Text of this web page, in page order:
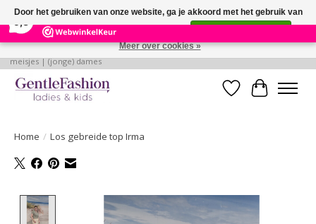
255 Reviews ×
Betaalbare, verantwoorde en style volle kleding voor baby's | jongens |
meisjes | (jonge) dames
Verlanglijst
Home / Los gebreide top Irma
Product image slideshow Items
Door het gebruiken van onze website, ga je akkoord met het gebruik van
cookies om onze website te verbeteren.
Meer over cookies »